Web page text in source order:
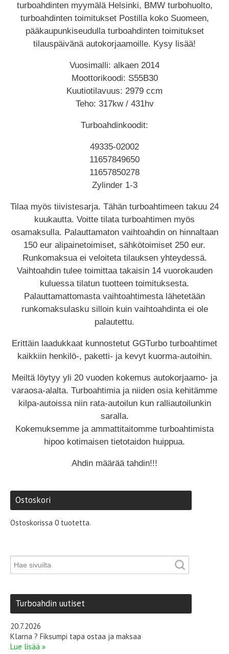
turboahdinten myymälä Helsinki, BMW turbohuolto,
turboahdinten toimitukset Postilla koko Suomeen,
pääkaupunkiseudulla turboahdinten toimitukset
tilauspäivänä autokorjaamoille. Kysy lisää!
Vuosimalli: alkaen 2014
Moottorikoodi: S55B30
Kuutiotilavuus: 2979 ccm
Teho: 317kw / 431hv
Turboahdinkoodit:
49335-02002
11657849650
11657850278
Zylinder 1-3
Tilaa myös tiivistesarja. Tähän turboahtimeen takuu 24
kuukautta. Voitte tilata turboahtimen myös
osamaksulla. Palauttamaton vaihtoahdin on hinnaltaan
150 eur alipainetoimiset, sähkötoimiset 250 eur.
Runkomaksua ei veloiteta tilauksen yhteydessä.
Vaihtoahdin tulee toimittaa takaisin 14 vuorokauden
kuluessa tilatun tuotteen toimituksesta.
Palauttamattomasta vaihtoahtimesta lähetetään
runkomaksulasku silloin kuin vaihtoahdinta ei ole
palautettu.
Erittäin laadukkaat kunnostetut GGTurbo turboahtimet
kaikkiin henkilö-, paketti- ja kevyt kuorma-autoihin.
Meiltä löytyy yli 20 vuoden kokemus autokorjaamo- ja
varaosa-alalta. Turboahtimia ja niiden osia kehitämme
kilpa-autoissa niin rata-autoilun kun ralliautoilunkin
saralla.
Kokemuksemme ja ammattitaitomme turboahtimista
hipoo kotimaisen tietotaidon huippua.
Ahdin määrää tahdin!!!
Ostoskori
Ostoskorissa 0 tuotetta.
Turboahdin uutiset
20.7.2026
Klarna ? Fiksumpi tapa ostaa ja maksaa
Lue lisää »